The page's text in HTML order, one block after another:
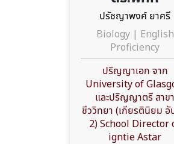
ปรัชญาพงศ์ ยาศรี
Biology | English
Proficiency
ปริญญาเอก จาก
University of
และปริญญาตรี สาขา
ชีววิทยา (เกียรตินิยม
2) School Director
igntie Astar